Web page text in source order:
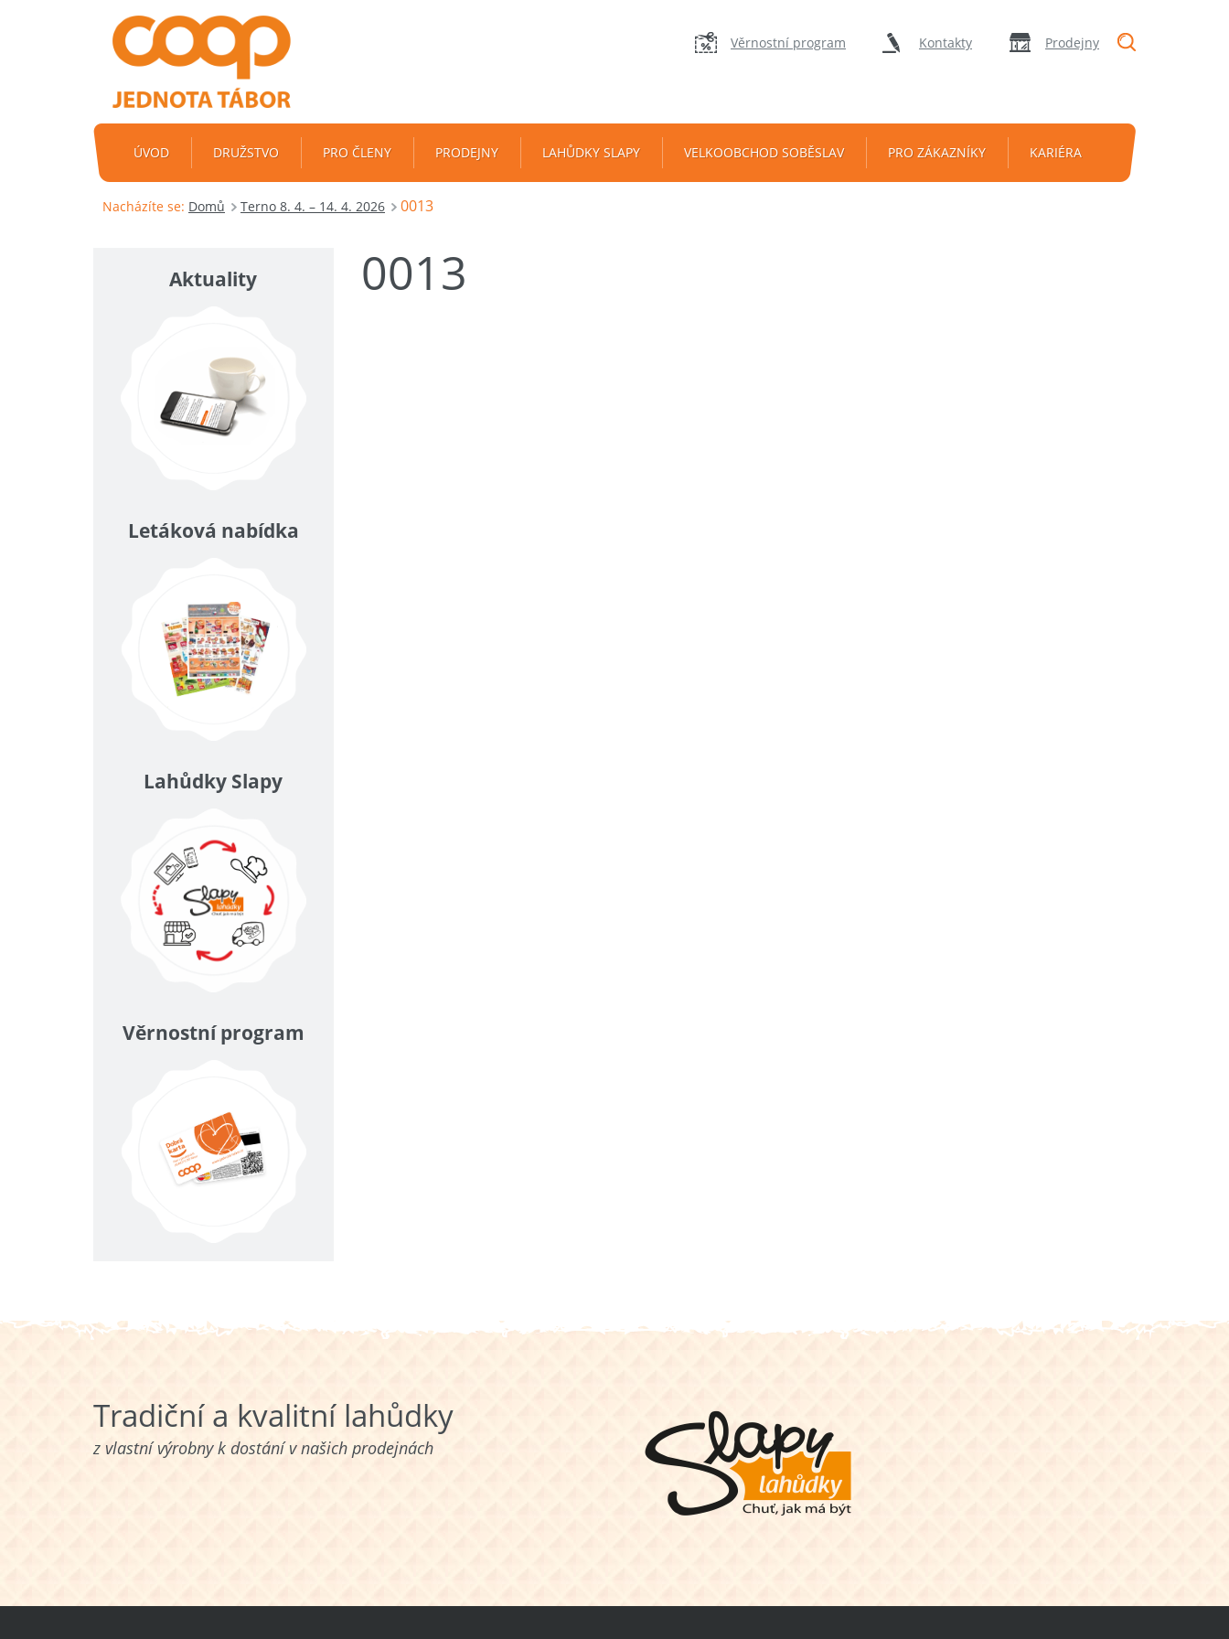
Věrnostní program Kontakty Prodejny
ÚVOD DRUŽSTVO PRO ČLENY PRODEJNY LAHŮDKY SLAPY VELKOOBCHOD SOBĚSLAV PRO ZÁKAZNÍKY KARIÉRA
Nacházíte se: Domů Terno 8. 4. – 14. 4. 2026 0013
0013
Aktuality
Letáková nabídka
Lahůdky Slapy
Věrnostní program
Tradiční a kvalitní lahůdky
z vlastní výrobny k dostání v našich prodejnách